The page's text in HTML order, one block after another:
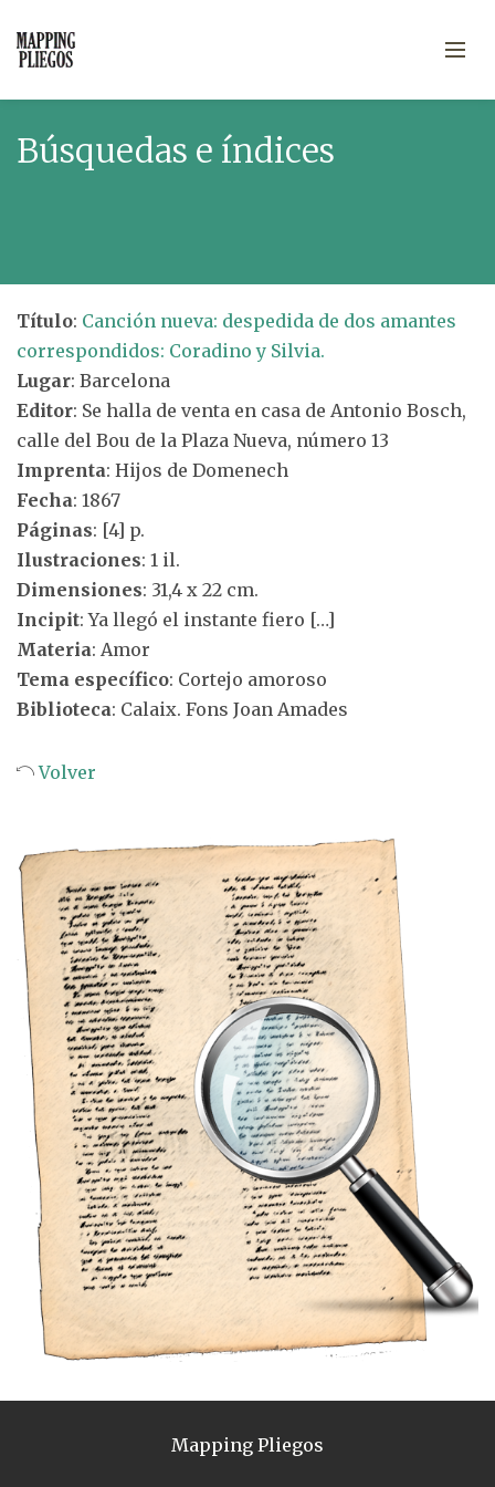
Búsquedas e índices
Título: Canción nueva: despedida de dos amantes
correspondidos: Coradino y Silvia.
Lugar: Barcelona
Editor: Se halla de venta en casa de Antonio Bosch,
calle del Bou de la Plaza Nueva, número 13
Imprenta: Hijos de Domenech
Fecha: 1867
Páginas: [4] p.
Ilustraciones: 1 il.
Dimensiones: 31,4 x 22 cm.
Incipit: Ya llegó el instante fiero […]
Materia: Amor
Tema específico: Cortejo amoroso
Biblioteca: Calaix. Fons Joan Amades
Volver
Mapping Pliegos